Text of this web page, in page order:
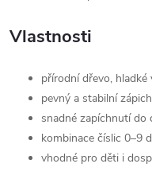
Vlastnosti
přírodní dřevo, hladké
pevný a stabilní zápich
snadné zapíchnutí do
kombinace číslic 0–9
vhodné pro děti i